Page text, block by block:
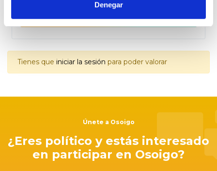
Denegar
Tienes que iniciar la sesión para poder valorar
Únete a Osoigo
¿Eres político y estás interesado
en participar en Osoigo?